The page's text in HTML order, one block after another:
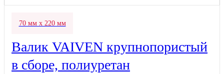
70 мм х 220 мм
Валик VAIVEN крупнопористый
в сборе, полиуретан